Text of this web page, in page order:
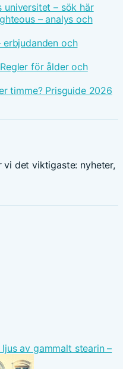
– sök här
– analys och
erbjudanden och
för ålder och
timme? Prisguide 2026
vi det viktigaste: nyheter,
ljus av gammalt stearin –